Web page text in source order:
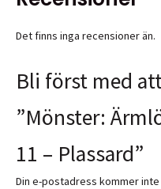
Det finns inga recensioner än.
Bli först med
”Mönster:
11 – Plassard”
Din e-postadress kommer